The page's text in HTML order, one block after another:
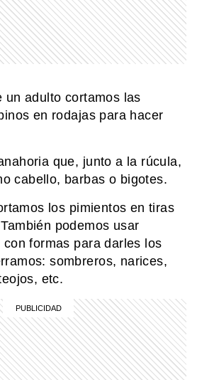
un adulto cortamos las
en rodajas para hacer
que, junto a la rúcula,
cabello, barbas o bigotes.
los pimientos en tiras
podemos usar
formas para darles los
sombreros, narices,
etc.
PAIS
de junio: la increíble coincidencia
MUNDO
MUNDO
Estate: el complejo de
que parece una ciudad
de la ciudad
MUNDO
y la electricidad
PAIS
Colorado: la joya cordobesa